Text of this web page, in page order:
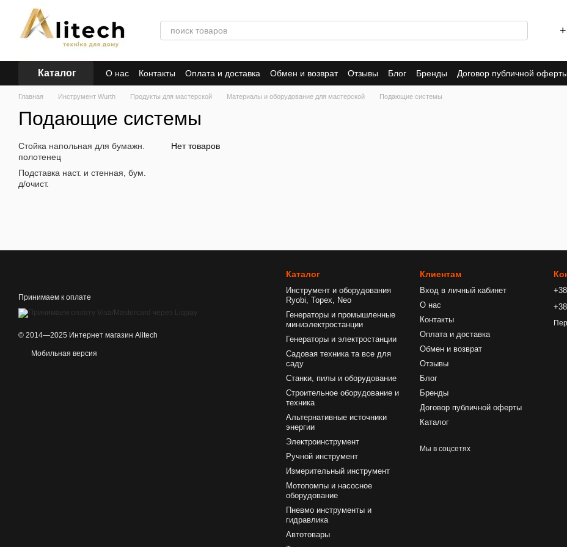
Перейти к основному контенту
Каталог О нас Контакты Оплата и доставка Обмен и возврат Отзывы Блог Бренды Договор публичной оферты
Главная Инструмент Wurth Продукты для мастерской Материалы и оборудование для мастерской Подающие системы
Подающие системы
Нет товаров
Стойка напольная для бумажн.
полотенец
Подставка наст. и стенная, бум.
д/очист.
Принимаем к оплате
© 2014—2025 Интернет магазин Alitech
Мобильная версия
Каталог
Инструмент и оборудования
Ryobi, Topex, Neo
Генераторы и промышленные
миниэлектростанции
Генераторы и электростанции
Садовая техника та все для
саду
Станки, пилы и оборудование
Строительное оборудование и
техника
Альтернативные источники
энергии
Электроинструмент
Ручной инструмент
Измерительный инструмент
Мотопомпы и насосное
оборудование
Пневмо инструменты и
гидравлика
Автотовары
Клиентам
Вход в личный кабинет
О нас
Контакты
Оплата и доставка
Обмен и возврат
Отзывы
Блог
Бренды
Договор публичной оферты
Каталог
Мы в соцсетях